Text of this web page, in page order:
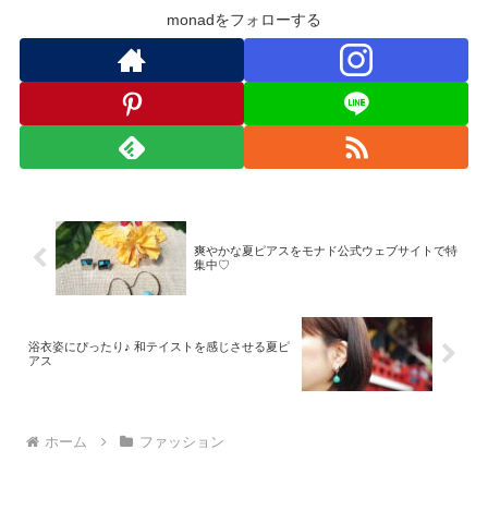
monadをフォローする
爽やかな夏ピアスをモナド公式ウェブサイトで特
集中♡
浴衣姿にぴったり♪ 和テイストを感じさせる夏ピ
アス
ホーム ファッション